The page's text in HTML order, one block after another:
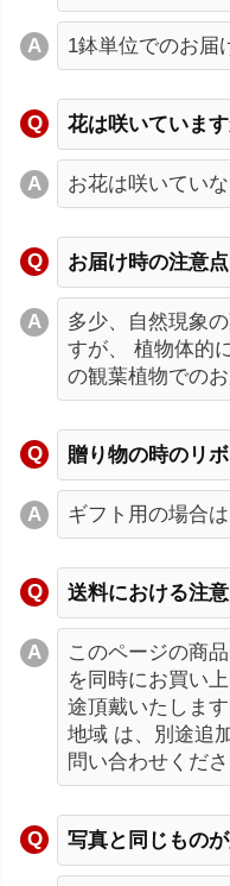
1鉢単位でのお届
花は咲いています
お花は咲いてい
お届け時の注意点
多少、自然現象
すが、 植物体的
の観葉植物でのお
贈り物の時のリ
ギフト用の場合
送料における注
このページの商
を同時にお買い
途頂戴いたしま
地域 は、別途追
問い合わせくださ
写真と同じもの